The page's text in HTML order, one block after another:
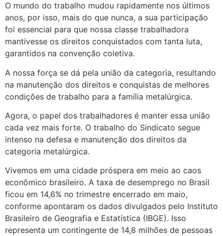
O mundo do trabalho mudou rapidamente nos últimos
anos, por isso, mais do que nunca, a sua participação
foi essencial para que nossa classe trabalhadora
mantivesse os direitos conquistados com tanta luta,
garantidos na convenção coletiva.
A nossa força se dá pela união da categoria, resultando
na manutenção dos direitos e conquistas de melhores
condições de trabalho para a família metalúrgica.
Agora, o papel dos trabalhadores é manter essa união
cada vez mais forte. O trabalho do Sindicato segue
intenso na defesa e manutenção dos direitos da
categoria metalúrgica.
Vivemos em uma cidade próspera em meio ao caos
econômico brasileiro. A taxa de desemprego no Brasil
ficou em 14,6% no trimestre encerrado em maio,
conforme apontaram os dados divulgados pelo Instituto
Brasileiro de Geografia e Estatística (IBGE). Isso
representa um contingente de 14,8 milhões de pessoas